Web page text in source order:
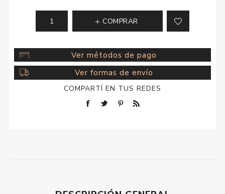
COMPRAR
Ver métodos de pago
Ver formas de envío
COMPARTÍ EN TUS REDES